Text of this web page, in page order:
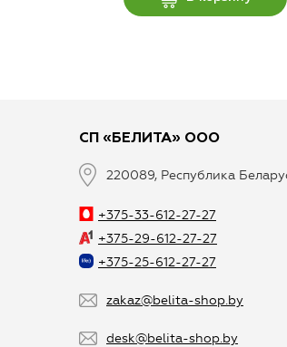
СП «БЕЛИТА» ООО
220089, Республика
+375-33-612-27-27
+375-29-612-27-27
+375-25-612-27-27
zakaz@belita-shop.by
desk@belita-shop.by